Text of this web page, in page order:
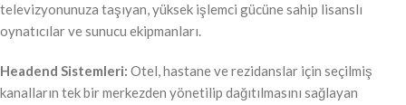
televizyonunuza taşıyan, yüksek işlemci gücüne sahip lisanslı
oynatıcılar ve sunucu ekipmanları.
Headend Sistemleri: Otel, hastane ve rezidanslar için seçilmiş
kanalların tek bir merkezden yönetilip dağıtılmasını sağlayan